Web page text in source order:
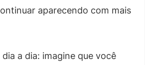
aparecendo com mais
a dia: imagine que você